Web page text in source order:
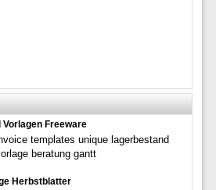
Vorlagen Freeware
templates unique lagerbestand
beratung gantt
Herbstblatter